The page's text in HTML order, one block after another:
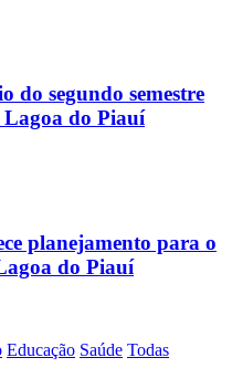
do segundo semestre
do Piauí
planejamento para o
do Piauí
Educação Saúde Todas